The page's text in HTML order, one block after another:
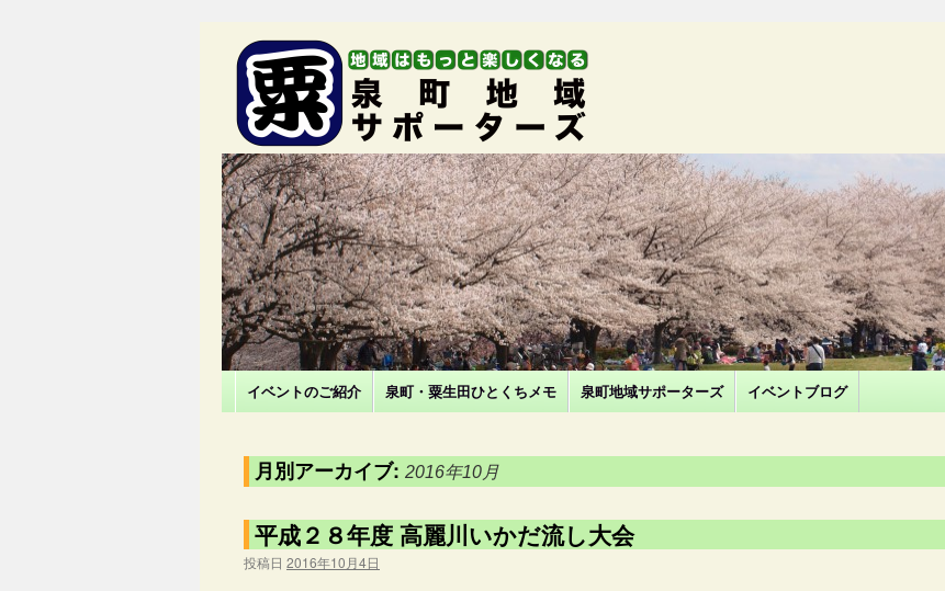
イベントのご紹介 泉町・粟生田ひとくちメモ 泉町地域サポーターズ イベントブログ
月別アーカイブ: 2016年10月
平成２８年度 高麗川いかだ流し大会
投稿日 2016年10月4日